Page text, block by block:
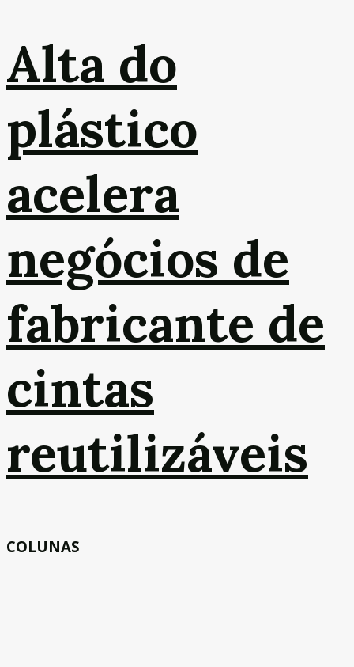
Alta do
plástico
acelera
negócios de
fabricante de
cintas
reutilizáveis
COLUNAS